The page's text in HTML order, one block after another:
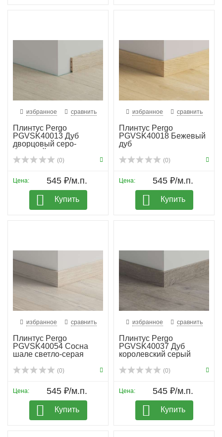
избранное сравнить
Плинтус Pergo
PGVSK40013 Дуб
дворцовый серо-
бежевый планка
(0)
Цена: 545 ₽/м.п.
Купить
избранное сравнить
Плинтус Pergo
PGVSK40018 Бежевый
дуб
(0)
Цена: 545 ₽/м.п.
Купить
избранное сравнить
Плинтус Pergo
PGVSK40054 Сосна
шале светло-серая
(0)
Цена: 545 ₽/м.п.
Купить
избранное сравнить
Плинтус Pergo
PGVSK40037 Дуб
королевский серый
(0)
Цена: 545 ₽/м.п.
Купить